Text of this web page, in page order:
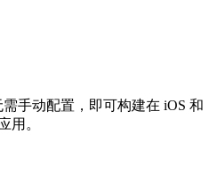
手动配置，即可构建在 iOS 和
用。